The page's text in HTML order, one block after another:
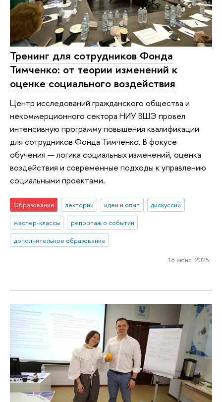
Тренинг для сотрудников Фонда
Тимченко: от теории изменений к
оценке социального воздействия
Центр исследований гражданского общества и
некоммерционного сектора НИУ ВШЭ провел
интенсивную программу повышения квалификации
для сотрудников Фонда Тимченко. В фокусе
обучения — логика социальных изменений, оценка
воздействия и современные подходы к управлению
социальными проектами.
Образование лектории идеи и опыт
дискуссии
мастер-классы
репортаж о событии
дополнительное образование
18 июня 2025